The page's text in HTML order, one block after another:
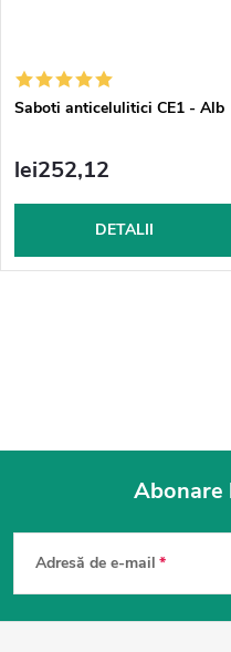
Saboti anticelulitici CE1 - Alb
lei252,12
DETALII
S
b
s
Abonare
Adresă de e-mail